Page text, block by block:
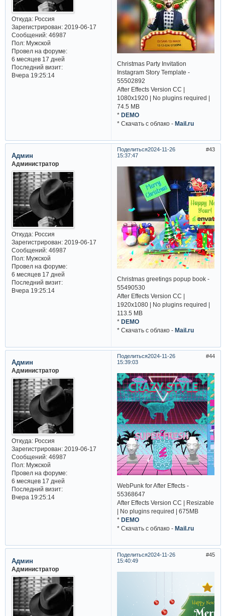
Откуда:Россия
Зарегистрирован: 2019-06-17
Сообщений:46987
Пол:Мужской
Провел на форуме:
6 месяцев 17 дней
Последний визит:
Вчера 19:25:14
Christmas Party Invitation
Instagram Story Template -
55502892
After Effects Version CC |
1080x1920 | No plugins required |
74.5 MB
*DEMO
* Cкачать с облако -Mail.ru
Поделиться 43
2024-11-26
15:37:47
Админ
Администратор
Откуда:Россия
Зарегистрирован: 2019-06-17
Сообщений:46987
Пол:Мужской
Провел на форуме:
6 месяцев 17 дней
Последний визит:
Вчера 19:25:14
Christmas greetings popup book -
55490530
After Effects Version CC |
1920x1080 | No plugins required |
113.5 MB
*DEMO
* Cкачать с облако -Mail.ru
Поделиться 44
2024-11-26
15:39:03
Админ
Администратор
Откуда:Россия
Зарегистрирован: 2019-06-17
Сообщений:46987
Пол:Мужской
Провел на форуме:
6 месяцев 17 дней
Последний визит:
Вчера 19:25:14
WebPunk for After Effects -
55368647
After Effects Version CC | Resizable
| No plugins required | 675MB
* DEMO
* Cкачать с облако - Mail.ru
Поделиться 45
2024-11-26
15:40:49
Админ
Администратор